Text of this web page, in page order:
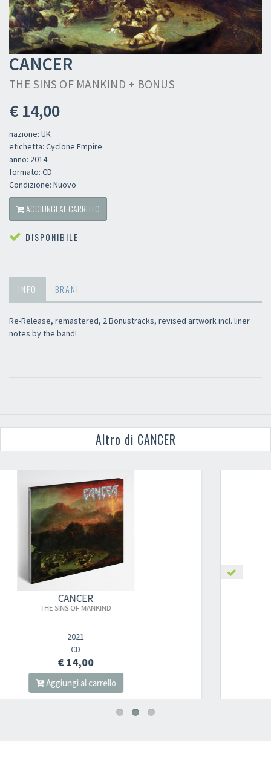
CANCER
THE SINS OF MANKIND + BONUS
€ 14,00
nazione: UK
etichetta: Cyclone Empire
anno: 2014
formato: CD
Condizione: Nuovo
AGGIUNGI AL CARRELLO
DISPONIBILE
INFO BRANI
Re-Release, remastered, 2 Bonustracks, revised artwork incl. liner
notes by the band!
Altro di CANCER
THE SINS OF MANKIND - (MAHOGANY VINYL )
Newsletter
Iscriviti alla newsletter di Sound Cave
delle novità, degli ultimi arrivi in negozio e delle promozioni attive!